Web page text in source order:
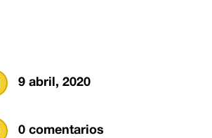
9 abril, 2020
0 comentarios